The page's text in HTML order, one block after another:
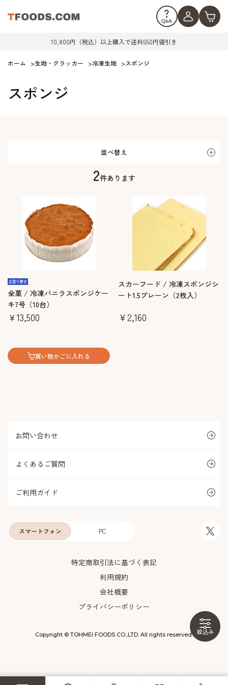
10,800円（税込）以上購入で送料550円値引き
ホーム >生地・クラッカー >冷凍生地 >スポンジ
スポンジ
絞込み
並べ替え
2件あります
全菓 / 冷凍バニラスポンジケー
キ7号（10台）
￥13,500
買い物かごに入れる
スカーフード / 冷凍スポンジシ
ート1.5プレーン（2枚入）
￥2,160
お問い合わせ
よくあるご質問
ご利用ガイド
PC
スマートフォン
特定商取引法に基づく表記
利用規約
会社概要
プライバシーポリシー
Copyright © TOHMEI FOODS CO.,LTD. All rights reserved.